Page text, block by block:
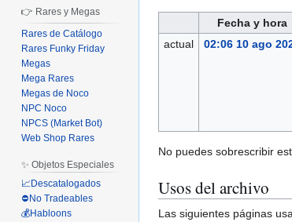
Fecha y hora
actual
02:06 10 ago
No puedes sobrescribir
Usos del archivo
Las siguientes páginas
👉 Rares y Megas
Rares de Catálogo
Rares Funky Friday
Megas
Mega Rares
Megas de Noco
NPC Noco
NPCS (Market Bot)
Web Shop Rares
✨ Objetos Especiales
📈Descatalogados
⛔No Tradeables
💰Habloons